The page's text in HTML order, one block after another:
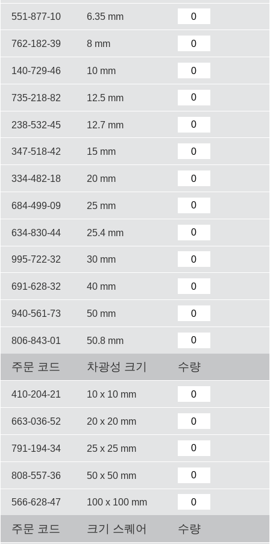
551-877-10 6.35 mm
762-182-39 8 mm
140-729-46 10 mm
735-218-82 12.5 mm
238-532-45 12.7 mm
347-518-42 15 mm
334-482-18 20 mm
684-499-09 25 mm
634-830-44 25.4 mm
995-722-32 30 mm
691-628-32 40 mm
940-561-73 50 mm
806-843-01 50.8 mm
주문 코드 차광성 크기 수량
410-204-21 10 x 10 mm
663-036-52 20 x 20 mm
791-194-34 25 x 25 mm
808-557-36 50 x 50 mm
566-628-47 100 x 100 mm
주문 코드 크기 스퀘어 수량